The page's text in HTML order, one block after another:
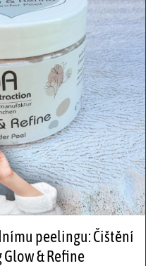
peelingu: Čištění
& Refine